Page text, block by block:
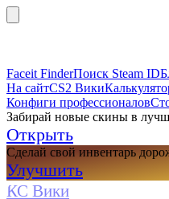
Faceit FinderПоиск Steam ID
На сайтCS2 Вики
Конфиги профессионалов
Забирай новые скины в
Открыть
Сделай свой инвентарь
Улучшить
КС Вики